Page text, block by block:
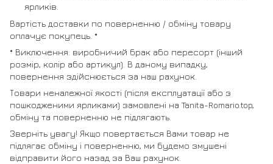
ярликів.
Вартість доставки по поверненню / обміну товару
оплачує покупець. *
* Виключення: виробничий брак або пересорт (інший
розмір, колір або артикул). В даному випадку,
повернення здійснюється за наш рахунок.
Товари неналежної якості (після експлуатації або з
пошкодженими ярликами) замовлені на Tanita-Romario.top,
обміну та поверненню не підлягають.
Зверніть увагу! Якщо повертається Вами товар не
підлягає обміну і поверненню, ми будемо змушені
відправити його назад за Ваш рахунок.